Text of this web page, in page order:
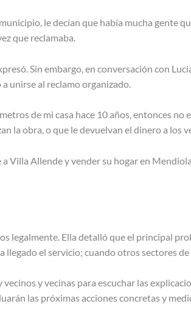
le decían que había mucha gente
que reclamaba.
Sin embargo, en conversación con
unirse al reclamo organizado.
de mi casa hace 10 años, entonces
la obra, o que le devuelvan el dinero a los
Villa Allende y vender su hogar en
legalmente. Ella detalló que el principal
el servicio; cuando otros sectores
y vecinas para escuchar las
las próximas acciones concretas y